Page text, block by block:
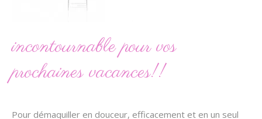
incontournable pour vos
prochaines vacances!!
Pour démaquiller en douceur, efficacement et en un seul